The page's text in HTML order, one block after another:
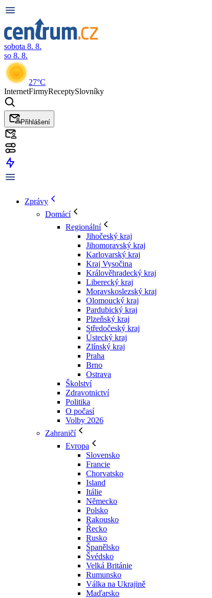
sobota 8. 8.
so 8. 8.
27°C
InternetFirmyReceptySlovníky
Přihlášení
Zprávy
Domácí
Regionální
Jihočeský kraj
Jihomoravský kraj
Karlovarský kraj
Kraj Vysočina
Králověhradecký kraj
Liberecký kraj
Moravskoslezský kraj
Olomoucký kraj
Pardubický kraj
Plzeňský kraj
Středočeský kraj
Ústecký kraj
Zlínský kraj
Praha
Brno
Ostrava
Školství
Zdravotnictví
Politika
O počasí
Volby 2026
Zahraničí
Evropa
Slovensko
Francie
Chorvatsko
Island
Itálie
Německo
Polsko
Rakousko
Řecko
Rusko
Španělsko
Švédsko
Velká Británie
Rumunsko
Válka na Ukrajině
Maďarsko